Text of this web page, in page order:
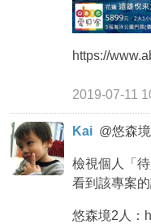
https://
2019-07-11
Kai @悠森境
檢視個人「
看到該專案
悠森境2人：